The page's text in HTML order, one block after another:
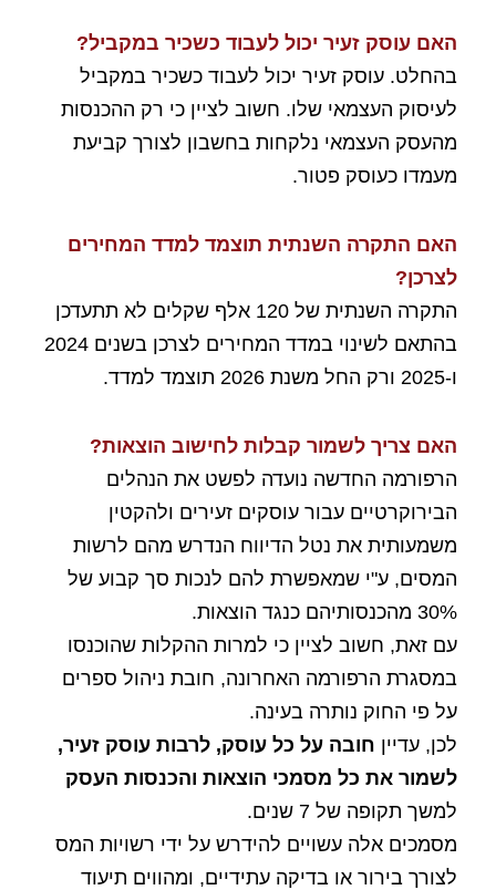
האם עוסק זעיר יכול לעבוד כשכיר במקביל?
בהחלט. עוסק זעיר יכול לעבוד כשכיר במקביל
לעיסוק העצמאי שלו. חשוב לציין כי רק ההכנסות
מהעסק העצמאי נלקחות בחשבון לצורך קביעת
מעמדו כעוסק פטור.
האם התקרה השנתית תוצמד למדד המחירים
לצרכן?
התקרה השנתית של 120 אלף שקלים לא תתעדכן
בהתאם לשינוי במדד המחירים לצרכן בשנים 2024
ו-2025 ורק החל משנת 2026 תוצמד למדד.
האם צריך לשמור קבלות לחישוב הוצאות?
הרפורמה החדשה נועדה לפשט את הנהלים
הבירוקרטיים עבור עוסקים זעירים ולהקטין
משמעותית את נטל הדיווח הנדרש מהם לרשות
המסים, ע"י שמאפשרת להם לנכות סך קבוע של
30% מהכנסותיהם כנגד הוצאות.
עם זאת, חשוב לציין כי למרות ההקלות שהוכנסו
במסגרת הרפורמה האחרונה, חובת ניהול ספרים
על פי החוק נותרה בעינה.
לכן, עדיין חובה על כל עוסק, לרבות עוסק זעיר,
לשמור את כל מסמכי הוצאות והכנסות העסק
למשך תקופה של 7 שנים.
מסמכים אלה עשויים להידרש על ידי רשויות המס
לצורך בירור או בדיקה עתידיים, ומהווים תיעוד